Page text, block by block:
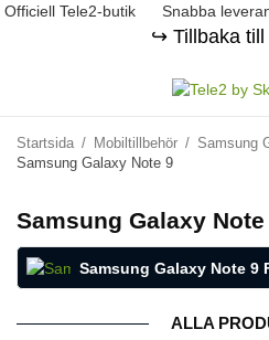
Officiell Tele2-butik Snabba
↪️ Tillbaka till
Startsida / Mobiltillbehör / Samsung
Samsung Galaxy Note 9
Samsung Galaxy Note
Samsung Galaxy Note 9
ALLA